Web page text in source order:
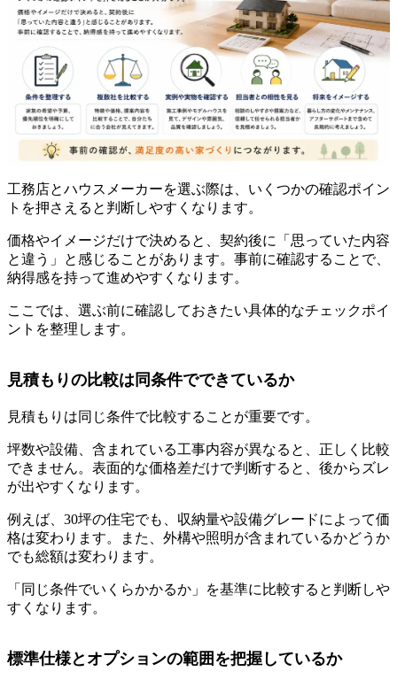
工務店とハウスメーカーを選ぶ際は、いくつかの確認ポイン
トを押さえると判断しやすくなります。
価格やイメージだけで決めると、契約後に「思っていた内容
と違う」と感じることがあります。事前に確認することで、
納得感を持って進めやすくなります。
ここでは、選ぶ前に確認しておきたい具体的なチェックポイ
ントを整理します。
見積もりの比較は同条件でできているか
見積もりは同じ条件で比較することが重要です。
坪数や設備、含まれている工事内容が異なると、正しく比較
できません。表面的な価格差だけで判断すると、後からズレ
が出やすくなります。
例えば、30坪の住宅でも、収納量や設備グレードによって価
格は変わります。また、外構や照明が含まれているかどうか
でも総額は変わります。
「同じ条件でいくらかかるか」を基準に比較すると判断しや
すくなります。
標準仕様とオプションの範囲を把握しているか